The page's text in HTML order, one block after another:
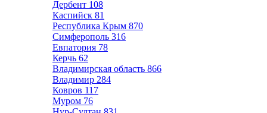
Дербент 108
Каспийск 81
Республика Крым 870
Симферополь 316
Евпатория 78
Керчь 62
Владимирская область 866
Владимир 284
Ковров 117
Муром 76